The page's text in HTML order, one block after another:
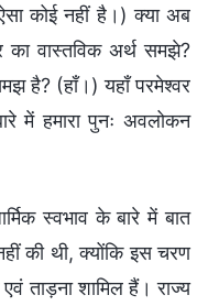
कोई नहीं है।) क्या अब
का वास्तविक अर्थ समझे?
है? (हाँ।) यहाँ परमेश्वर
में हमारा पुनः अवलोकन
स्वभाव के बारे में बात
की थी, क्योंकि इस चरण
ताड़ना शामिल हैं। राज्य